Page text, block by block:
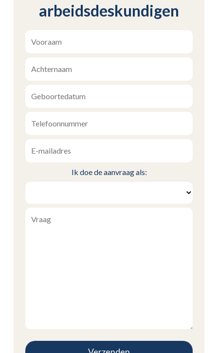
arbeidsdeskundigen
Ik doe de aanvraag als: